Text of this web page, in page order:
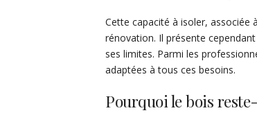
Cette capacité à isoler, associée
rénovation. Il présente
ses limites. Parmi les
adaptées à tous ces besoins.
Pourquoi le bois